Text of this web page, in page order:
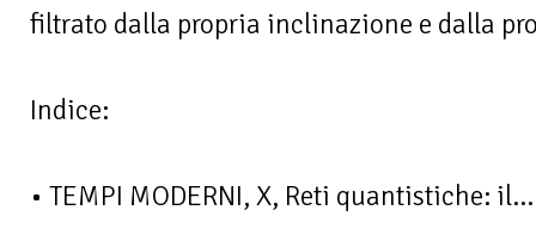
filtrato dalla propria inclinazione e dalla
Indice:
• TEMPI MODERNI, X, Reti quantistiche: il...